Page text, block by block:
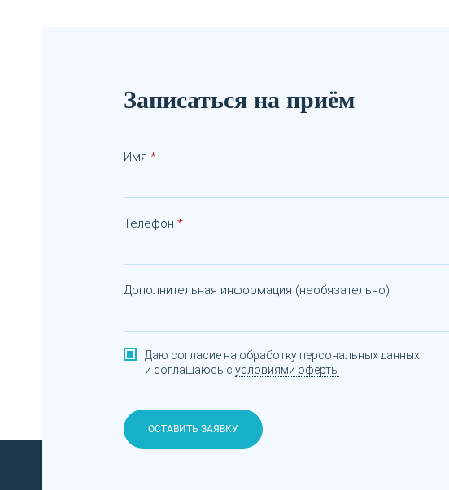
Записаться на приём
Имя
Телефон
Дополнительная информация (необязательно)
Даю согласие на обработку персональных данных
и соглашаюсь с условиями оферты
ОСТАВИТЬ ЗАЯВКУ